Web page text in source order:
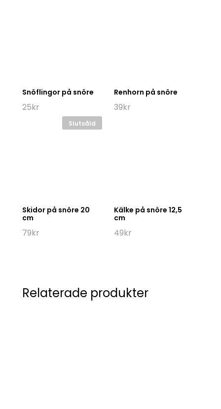
Snöflingor på snöre
25kr
Renhorn på snöre
39kr
Slutsåld
Skidor på snöre 20
cm
79kr
Kälke på snöre 12,5
cm
49kr
Relaterade produkter